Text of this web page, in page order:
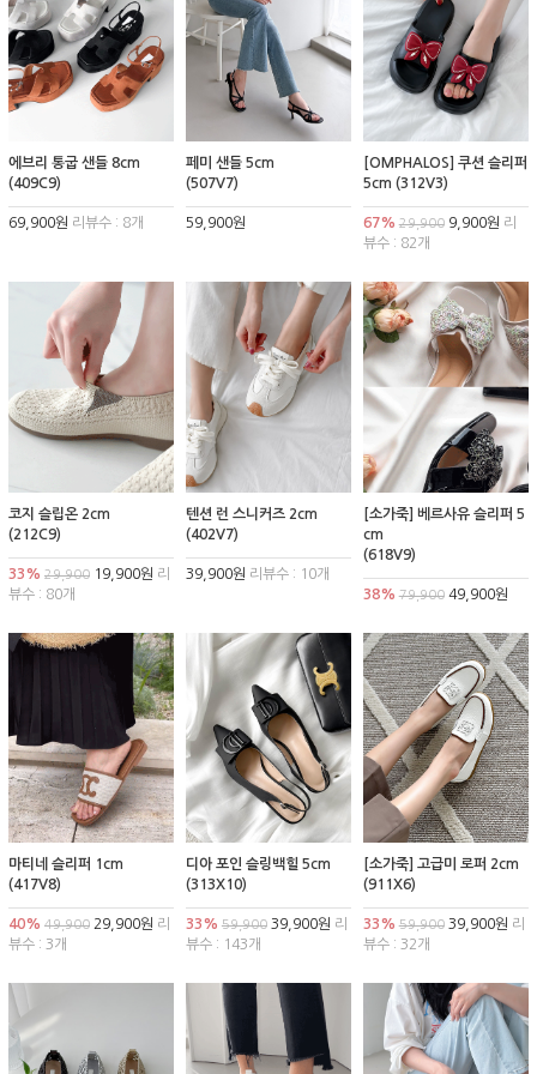
에브리 통굽 샌들 8cm
(409C9)
69,900원 리뷰수 : 8개
페미 샌들 5cm
(507V7)
59,900원
[OMPHALOS] 쿠션 슬리퍼
5cm (312V3)
67% 29,9009,900원 리
뷰수 : 82개
코지 슬립온 2cm
(212C9)
33% 29,900 19,900원 리
뷰수 : 80개
텐션 런 스니커즈 2cm
(402V7)
39,900원 리뷰수 : 10개
[소가죽] 베르사유 슬리퍼 5
cm
(618V9)
38% 79,90049,900원
마티네 슬리퍼 1cm
(417V8)
40% 49,900 29,900원 리
뷰수 : 3개
디아 포인 슬링백힐 5cm
(313X10)
33% 59,90039,900원 리
뷰수 : 143개
[소가죽] 고급미 로퍼 2cm
(911X6)
33% 59,90039,900원 리
뷰수 : 32개